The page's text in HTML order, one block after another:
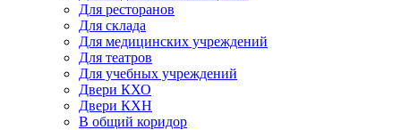
Для ресторанов
Для склада
Для медицинских учреждений
Для театров
Для учебных учреждений
Двери КХО
Двери КХН
В общий коридор